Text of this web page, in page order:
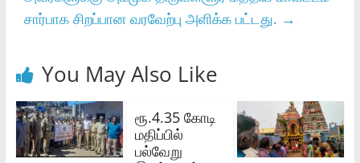
சார்பாக சிறப்பான வரவேற்பு அளிக்க பட்டது. →
You May Also Like
ரூ.4.35 கோடி
மதிப்பில்‌
பல்வேறு